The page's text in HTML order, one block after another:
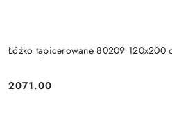
Łóżko tapicerowane 80209 120x200
Cena:
2071.00